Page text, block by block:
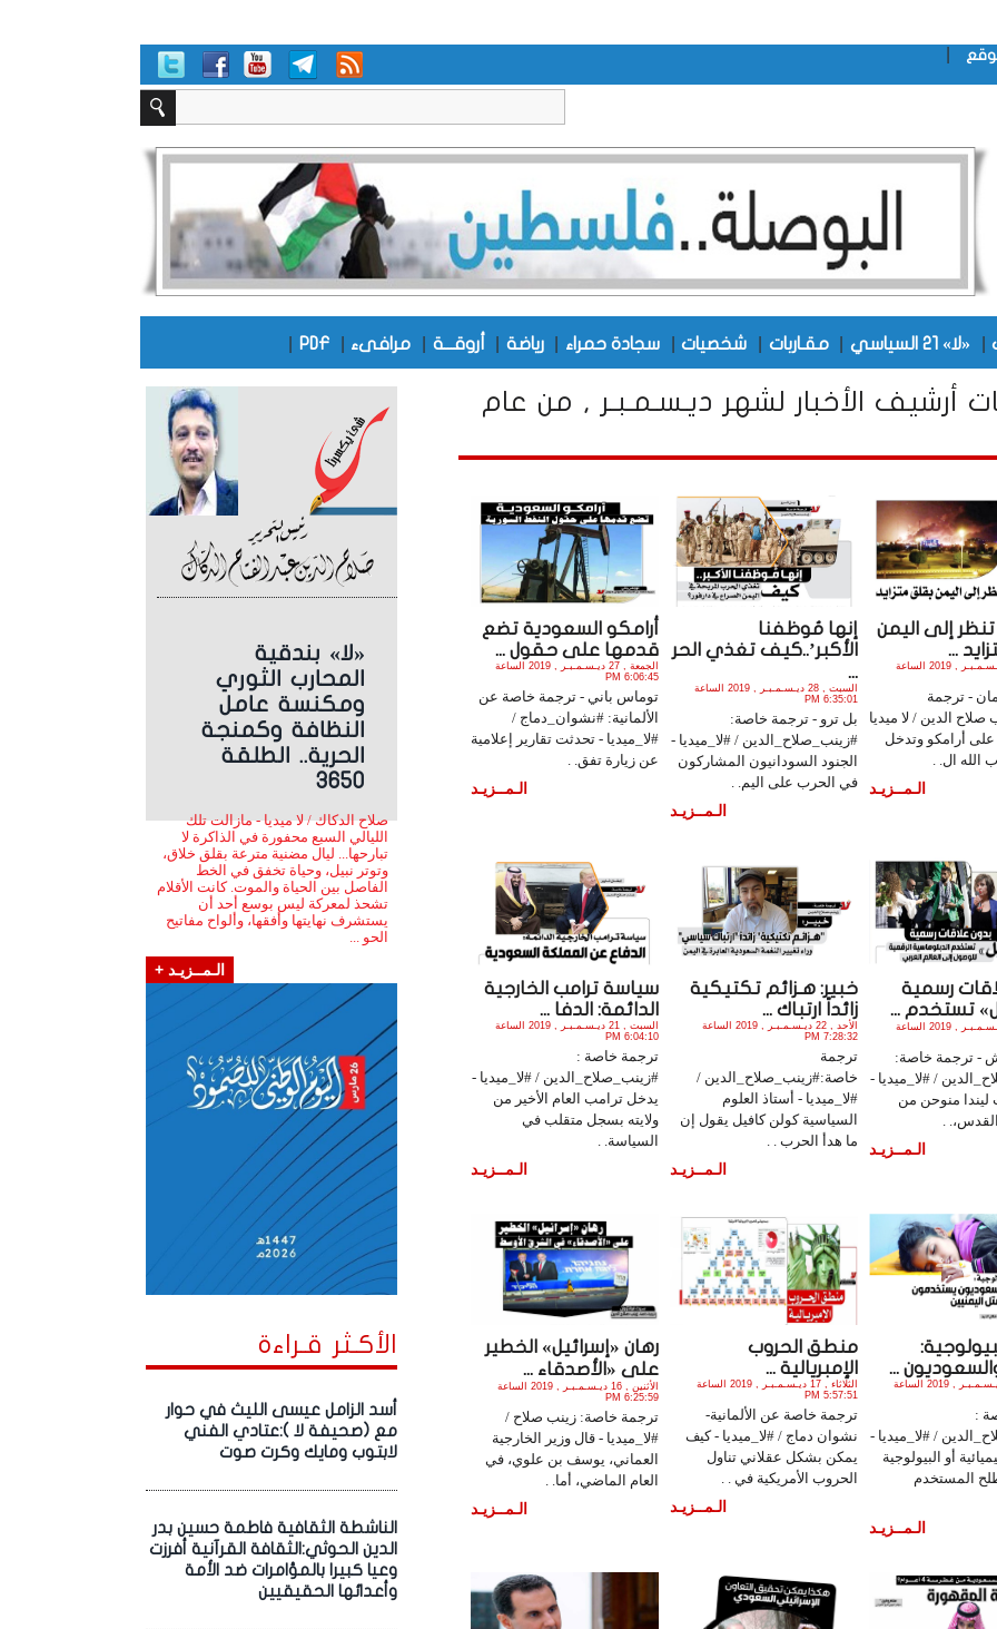
«لا» 21 السياسي مقـاربات شخصيات سجادة حمراء رياضة أروقـــة مرافىء PDF
«لا» بندقية
المحارب الثوري
ومكنسة عامل
النظافة وكمنجة
الحرية.. الطلقة
3650
صلاح الدكاك / لا ميديا - مازالت تلك
الليالي السبع محفورة في الذاكرة لا
تبارحها... ليال مضنية مترعة بقلق خلاق،
وتوتر نبيل، وحياة تخفق في الخط
الفاصل بين الحياة والموت. كانت الأقلام
تشحذ لمعركة ليس بوسع أحد أن
يستشرف نهايتها وأفقها، وألواح مفاتيح
الحو ...
الـمــزيـد +
الأكـثر قـراءة
أسد الزامل عيسى الليث في حوار
مع (صحيفة لا ):عتادي الفني
لابتوب ومايك وكرت صوت
الناشطة الثقافية فاطمة حسين بدر
الدين الحوثي:الثقافة القرآنية أفرزت
وعيا كبيرا بالمؤامرات ضد الأمة
وأعدائها الحقيقيين
أرشيف الأخبار لشهر ديـسـمـبـر , من عام
تنظر إلى اليمن
...
الأثنين , 30 ديـسـمـبـر , 2019 الساعة
- ترجمة
الدين / لا ميديا
أرامكو وتدخل
الله ال. .
الـمــزيـد
إنها مُوظفنا
الأكبر’..كيف تغذي الحر
...
السبت , 28 ديـسـمـبـر , 2019 الساعة
6:35:01 PM
بل ترو - ترجمة خاصة:
#زينب_صلاح_الدين / #لا_ميديا -
الجنود السودانيون المشاركون
في الحرب على اليم. .
الـمــزيـد
أرامكو السعودية تضع
قدمها على حقول ...
الجمعة , 27 ديـسـمـبـر , 2019 الساعة
6:06:45 PM
توماس باني - ترجمة خاصة عن
الألمانية: #نشوان_دماج /
#لا_ميديا - تحدثت تقارير إعلامية
عن زيارة تفق. .
الـمــزيـد
رسمية
تستخدم ...
الأثنين , 23 ديـسـمـبـر , 2019 الساعة
- ترجمة خاصة:
/ #لا_ميديا -
ليندا منوحن من
.
الـمــزيـد
خبير: هـزائم تكتيكية
زائداً ارتباك ...
الأحد , 22 ديـسـمـبـر , 2019 الساعة
7:28:32 PM
ترجمة
خاصة:#زينب_صلاح_الدين /
#لا_ميديا - أستاذ العلوم
السياسية كولن كافيل يقول إن
ما هدأ الحرب . .
الـمــزيـد
سياسة ترامب الخارجية
الدائمة: الدفا ...
السبت , 21 ديـسـمـبـر , 2019 الساعة
6:04:10 PM
ترجمة خاصة :
#زينب_صلاح_الدين / #لا_ميديا -
يدخل ترامب العام الأخير من
ولايته بسجل متقلب في
السياسة. .
الـمــزيـد
...
الجمعة , 20 ديـسـمـبـر , 2019 الساعة
:
/ #لا_ميديا -
أو البيولوجية
المستخدم
الـمــزيـد
منطق الحروب
الإمبريالية ...
الثلاثاء , 17 ديـسـمـبـر , 2019 الساعة
5:57:51 PM
ترجمة خاصة عن الألمانية-
نشوان دماج / #لا_ميديا - كيف
يمكن بشكل عقلاني تناول
الحروب الأمريكية في . .
الـمــزيـد
رهان «إسرائيل» الخطير
على «الأصدقاء ...
الأثنين , 16 ديـسـمـبـر , 2019 الساعة
6:25:59 PM
ترجمة خاصة: زينب صلاح /
#لا_ميديا - قال وزير الخارجية
العماني، يوسف بن علوي، في
العام الماضي، أما. .
الـمــزيـد